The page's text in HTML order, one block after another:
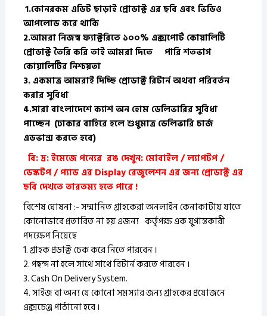
1.কোনরকম এডিট ছাড়াই প্রোডাক্ট এর ছবি এবং ভিডিও
আপলোড করে থাকি
2.আমরা নিজস্ব ফ্যাক্টরিতে ১০০% এক্সপোর্ট কোয়ালিটি
প্রোডাক্ট তৈরি করিতাই আমরা দিতে পারি শতভাগ
কোয়ালিটির নিশ্চয়তা
3. একমাত্র আমরাই দিচ্ছি প্রোডাক্ট রিটার্ন অথবা পরিবর্তন
করার সুবিধা
4.সারা বাংলাদেশে ক্যাশ অন হোম ডেলিভারির সুবিধা
পাচ্ছেন (ঢাকার বাহিরে হলে শুধুমাত্র ডেলিভারি চার্জ
এডভান্স করতে হবে)
বি: দ্র: ইমেজে পন্যের রঙ দেখুন: মোবাইল / ল্যাপটপ /
ডেস্কটপ / প্যাড এর Display রেজুলেশন এর জন্য প্রোডাক্ট এর
ছবি দেখতে তারতম্য হতে পারে !
বিশেষ ঘোষনা :- সম্মানিত গ্রাহকেরা অনলাইন কেনাকাটায় যাতে
কোনোভাবে প্রতারিত না হয় এজন্য কর্তৃপক্ষ এক যুগান্তকারী
পদক্ষেপ নিয়েছে
1. গ্রাহক প্রডাক্ট চেক করে নিতে পারবেন ।
2. পছন্দ না হলে সাথে সাথে রিটার্ন করতে পারবেন ।
3. Cash On Delivery System.
4. সাইজ বা অন্য যে কোনো সমস্যার জন্য গ্রাহকের প্রয়োজনে
এক্সচেঞ্জ পাঠানো হবে ।